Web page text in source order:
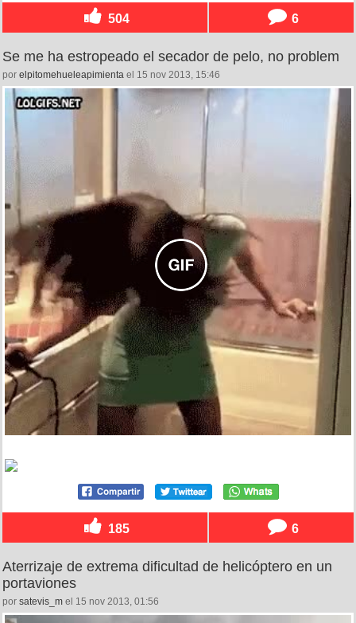
504 6
Se me ha estropeado el secador de pelo, no problem
por elpitomehueleapimienta el 15 nov 2013, 15:46
185 6
Aterrizaje de extrema dificultad de helicóptero en un
portaviones
por satevis_m el 15 nov 2013, 01:56